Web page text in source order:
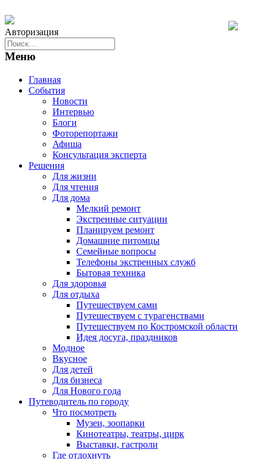
Авторизация
Меню
Главная
События
Новости
Интервью
Блоги
Фоторепортажи
Афиша
Консультация эксперта
Решения
Для жизни
Для чтения
Для дома
Мелкий ремонт
Экстренные ситуации
Планируем ремонт
Домашние питомцы
Семейные вопросы
Телефоны экстренных служб
Бытовая техника
Для здоровья
Для отдыха
Путешествуем сами
Путешествуем с турагенствами
Путешествуем по Костромской области
Идея досуга, праздников
Модное
Вкусное
Для детей
Для бизнеса
Для Нового года
Путеводитель по городу
Что посмотреть
Музеи, зоопарки
Кинотеатры, театры, цирк
Выставки, гастроли
Где отдохнуть